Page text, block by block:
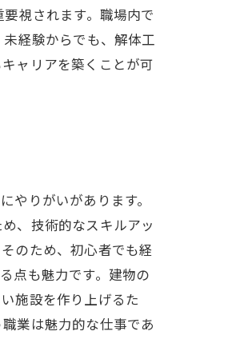
視されます。職場内で
経験からでも、解体工
ャリアを築くことが可
りがいがあります。
、技術的なスキルアッ
のため、初心者でも経
点も魅力です。建物の
施設を作り上げるた
業は魅力的な仕事であ